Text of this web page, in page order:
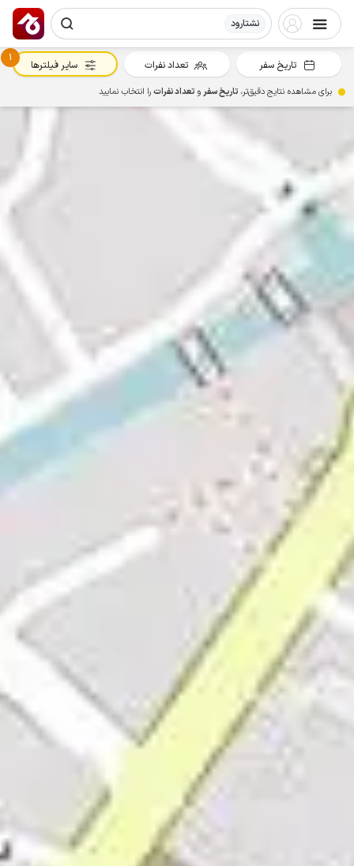
نشتارود
تاریخ سفر تعداد نفرات
1
سایر فیلترها
برای مشاهده نتایج دقیق‌تر، تاریخ سفرو تعداد نفراترا انتخاب نمایید